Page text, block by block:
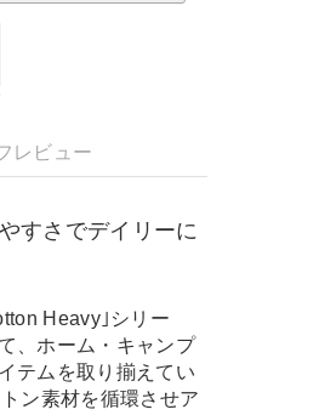
レビュー
すさでデイリーに
Heavy｣シリー
、ホーム・キャンプ
テムを取り揃えてい
ン素材を循環させア